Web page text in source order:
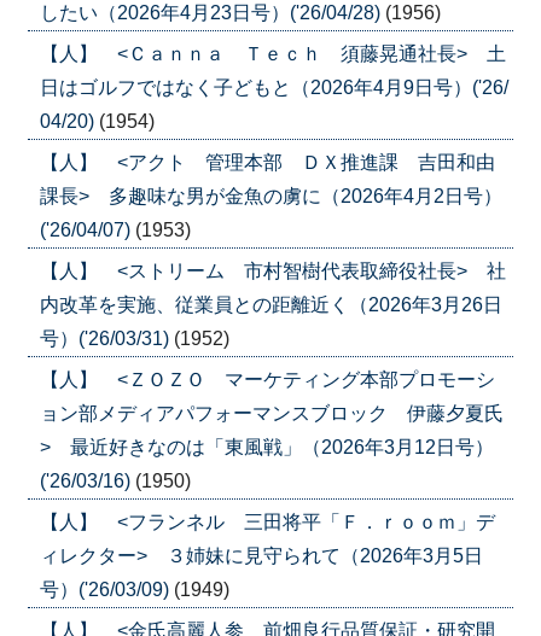
したい（2026年4月23日号）('26/04/28) (1956)
【人】 <Ｃａｎｎａ Ｔｅｃｈ 須藤晃通社長> 土
日はゴルフではなく子どもと（2026年4月9日号）('26/
04/20) (1954)
【人】 <アクト 管理本部 ＤＸ推進課 吉田和由
課長> 多趣味な男が金魚の虜に（2026年4月2日号）
('26/04/07) (1953)
【人】 <ストリーム 市村智樹代表取締役社長> 社
内改革を実施、従業員との距離近く（2026年3月26日
号）('26/03/31) (1952)
【人】 <ＺＯＺＯ マーケティング本部プロモーシ
ョン部メディアパフォーマンスブロック 伊藤夕夏氏
> 最近好きなのは「東風戦」（2026年3月12日号）
('26/03/16) (1950)
【人】 <フランネル 三田将平「Ｆ．ｒｏｏｍ」デ
ィレクター> ３姉妹に見守られて（2026年3月5日
号）('26/03/09) (1949)
【人】 <金氏高麗人参 前畑良行品質保証・研究開